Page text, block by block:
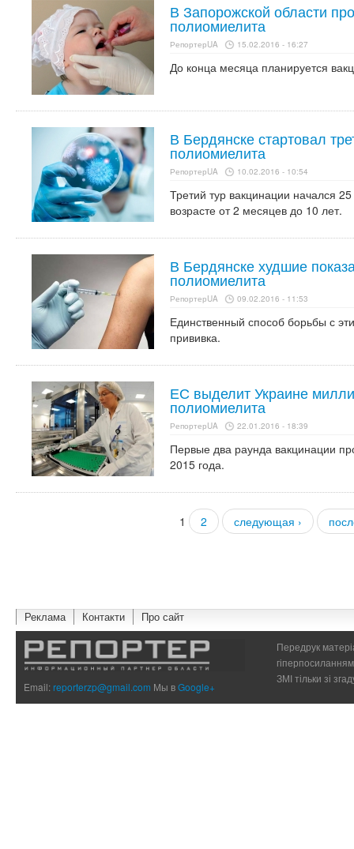
В Запорожской области
полиомиелита
РепортерUA 15.02.2016 - 16:27
До конца месяца планируется
В Бердянске стартовал
полиомиелита
РепортерUA 10.02.2016 - 10:54
Третий тур вакцинации начался
возрасте от 2 месяцев до 10 лет.
В Бердянске худшие
полиомиелита
РепортерUA 09.02.2016 - 11:53
Единственный способ борьбы с
прививка.
ЕС выделит Украине
полиомиелита
РепортерUA 22.01.2016 - 18:39
Первые два раунда вакцинации
2015 года.
1 2 следующая ›
Реклама Контакти Про сайт
Email:reporterzp@gmail.com Мы вGoogle+
Передрук
ЗМІ тільки зі